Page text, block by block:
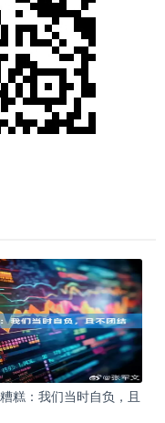
糕：我们当时自负，且